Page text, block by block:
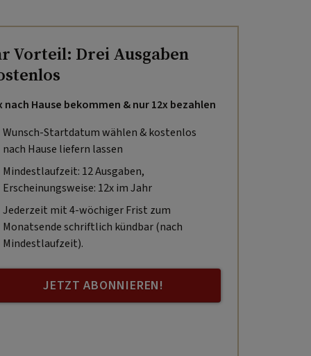
Vorteil: Drei Ausgaben
nach Hause bekommen & nur 12x bezahlen
Wunsch-Startdatum wählen & kostenlos
nach Hause liefern lassen
Mindestlaufzeit: 12 Ausgaben,
Erscheinungsweise: 12x im Jahr
Jederzeit mit 4-wöchiger Frist zum
Monatsende schriftlich kündbar (nach
Mindestlaufzeit).
JETZT ABONNIEREN!